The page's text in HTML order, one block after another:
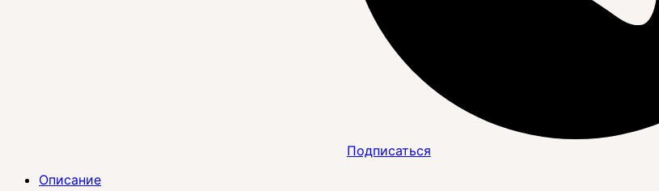
Подписаться
Описание